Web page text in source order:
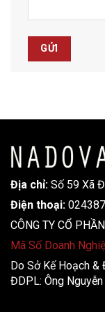
Địa chỉ: Số 59 Xã
Điện thoại:
CÔNG TY CỔ
Mã Số Doanh
Do Sở Kế Hoạch
ĐDPL: Ông